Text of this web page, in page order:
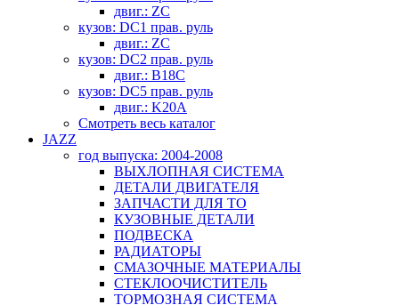
двиг.: ZC
кузов: DC1 прав. руль
двиг.: ZC
кузов: DC2 прав. руль
двиг.: B18C
кузов: DC5 прав. руль
двиг.: K20A
Смотреть весь каталог
JAZZ
год выпуска: 2004-2008
ВЫХЛОПНАЯ СИСТЕМА
ДЕТАЛИ ДВИГАТЕЛЯ
ЗАПЧАСТИ ДЛЯ ТО
КУЗОВНЫЕ ДЕТАЛИ
ПОДВЕСКА
РАДИАТОРЫ
СМАЗОЧНЫЕ МАТЕРИАЛЫ
СТЕКЛООЧИСТИТЕЛЬ
ТОРМОЗНАЯ СИСТЕМА